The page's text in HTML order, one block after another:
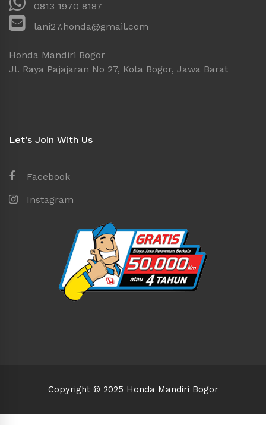
0813 1970 8187
lani27.honda@gmail.com
Honda Mandiri Bogor
Jl. Raya Pajajaran No 27, Kota Bogor, Jawa Barat
Let’s Join With Us
Facebook
Instagram
Copyright © 2025 Honda Mandiri Bogor